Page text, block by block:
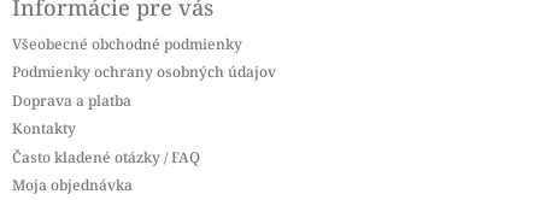
Informácie pre vás
Všeobecné obchodné podmienky
Podmienky ochrany osobných údajov
Doprava a platba
Kontakty
Často kladené otázky / FAQ
Moja objednávka